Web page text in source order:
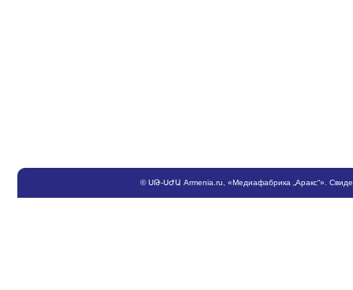
©ՍԹ-ՍԺԱ Armenia.ru , «Медиафабрика „Аракс“».